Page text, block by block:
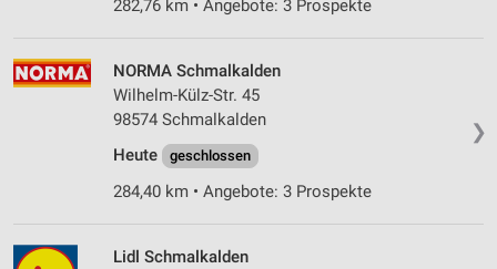
282,76 km • Angebote: 3 Prospekte
❯
NORMA Schmalkalden
Wilhelm-Külz-Str. 45
98574 Schmalkalden
Heute
geschlossen
284,40 km • Angebote: 3 Prospekte
Lidl Schmalkalden